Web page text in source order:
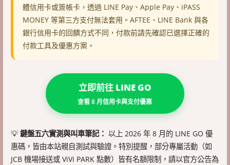
體信用卡或簽帳卡，透過 LINE Pay、Apple Pay、iPASS
MONEY 等第三方支付無法套用。AFTEE、LINE Bank 與各
銀行信用卡的回饋方式不同，付款前請先確認已選擇正確的
付款工具及優惠方案。
立即前往 LINE GO
查看 8 月信用卡與支付優惠
💡鍵盤五六實測與叫車筆記： 以上 2026 年 8 月的 LINE GO 優
惠碼，皆由本站親自測試與驗證。特別提醒，部分專屬活動（如
JCB 機場接送或 ViVi PARK 點數）皆有名額限制，請以官方公告為